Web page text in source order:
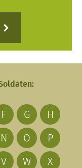
F G
H
N O
P
V W
X